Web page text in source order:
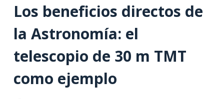
n
e
Los beneficios directos de
la Astronomía: el
telescopio de 30 m TMT
como ejemplo